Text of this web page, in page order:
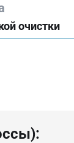
очистки